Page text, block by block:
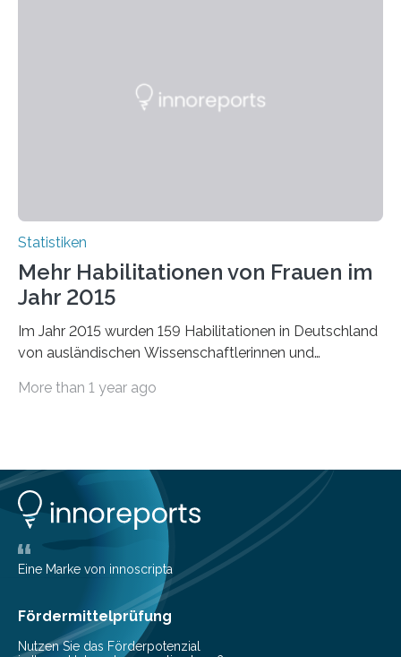
Statistiken
Mehr Habilitationen von Frauen im
Jahr 2015
Im Jahr 2015 wurden 159 Habilitationen in Deutschland
von ausländischen Wissenschaftlerinnen und
More than 1 year ago
Eine Marke von innoscripta
Fördermittelprüfung
Nutzen Sie das Förderpotenzial